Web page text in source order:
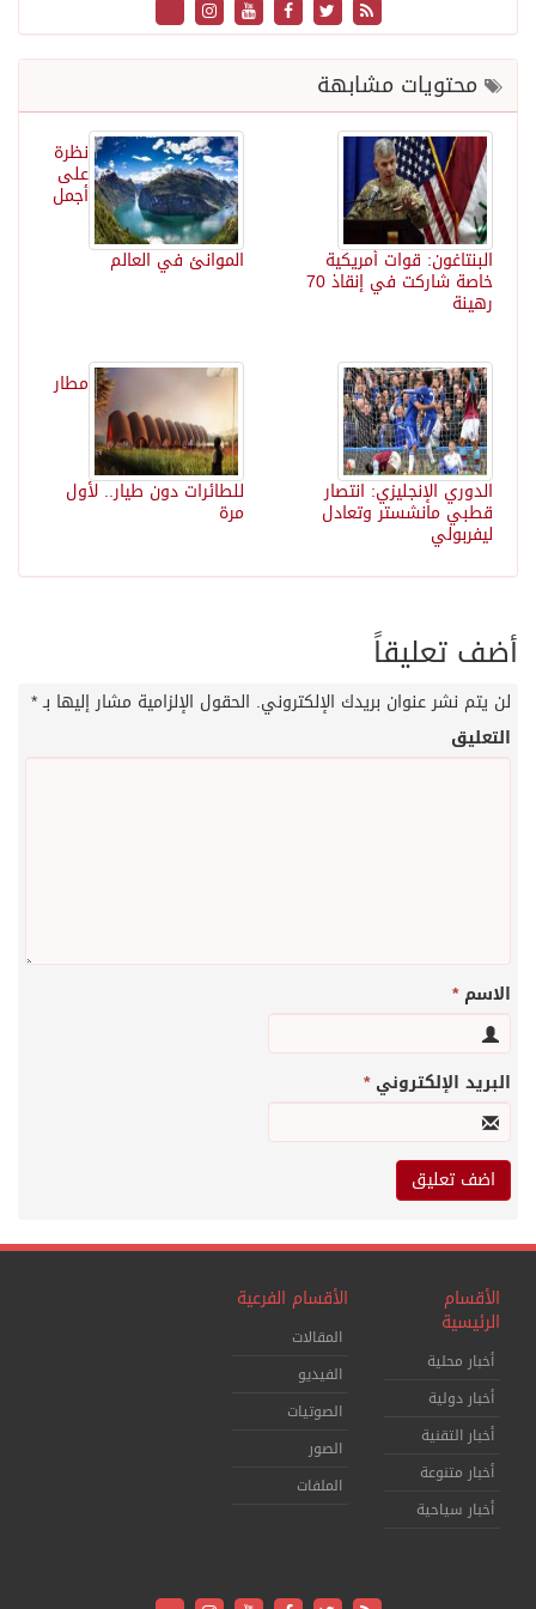
محتويات مشابهة
نظرة
على
أجمل
الموانئ في العالم
البنتاغون: قوات أمريكية
خاصة شاركت في إنقاذ 70
رهينة
مطار
للطائرات دون طيار.. لأول
مرة
الدوري الإنجليزي: انتصار
قطبي مانشستر وتعادل
ليفربولي
أضف تعليقاً
لن يتم نشر عنوان بريدك الإلكتروني. الحقول الإلزامية مشار إليها بـ*
التعليق
الاسم*
البريد الإلكتروني*
الأقسام
الرئيسية
أخبار محلية
أخبار دولية
أخبار التقنية
أخبار متنوعة
أخبار سياحية
الأقسام الفرعية
المقالات
الفيديو
الصوتيات
الصور
الملفات